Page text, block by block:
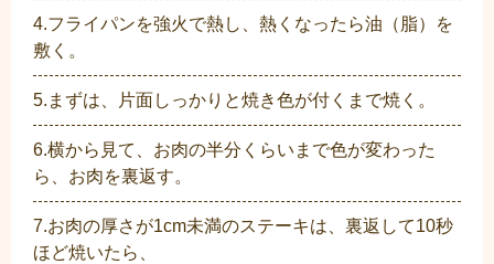
4.フライパンを強火で熱し、熱くなったら油（脂）を
敷く。
5.まずは、片面しっかりと焼き色が付くまで焼く。
6.横から見て、お肉の半分くらいまで色が変わった
ら、お肉を裏返す。
7.お肉の厚さが1cm未満のステーキは、裏返して10秒
ほど焼いたら、